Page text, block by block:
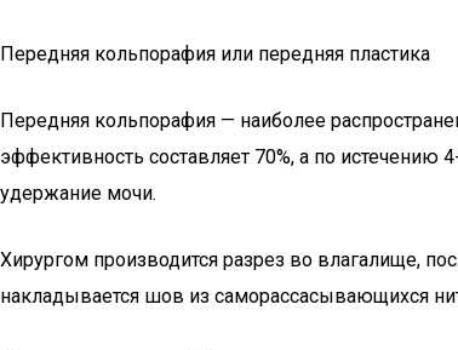
Передняя кольпорафия или передняя пластика
Передняя кольпорафия — наиболее
эффективность составляет 70%, а по
удержание мочи.
Хирургом производится разрез во влагалище,
накладывается шов из саморассасывающихся